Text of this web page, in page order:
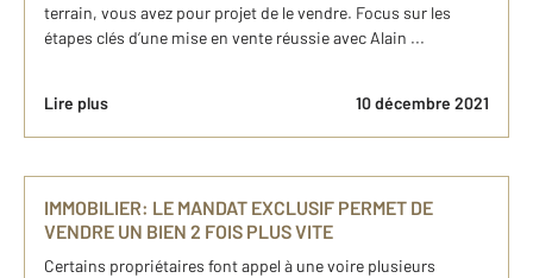
terrain, vous avez pour projet de le vendre. Focus sur les
étapes clés d’une mise en vente réussie avec Alain ...
Lire plus 10 décembre 2021
IMMOBILIER: LE MANDAT EXCLUSIF PERMET DE
VENDRE UN BIEN 2 FOIS PLUS VITE
Certains propriétaires font appel à une voire plusieurs